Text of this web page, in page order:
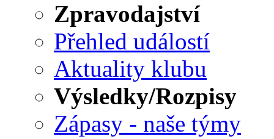
Zpravodajství
Přehled událostí
Aktuality klubu
Výsledky/Rozpisy
Zápasy - naše týmy